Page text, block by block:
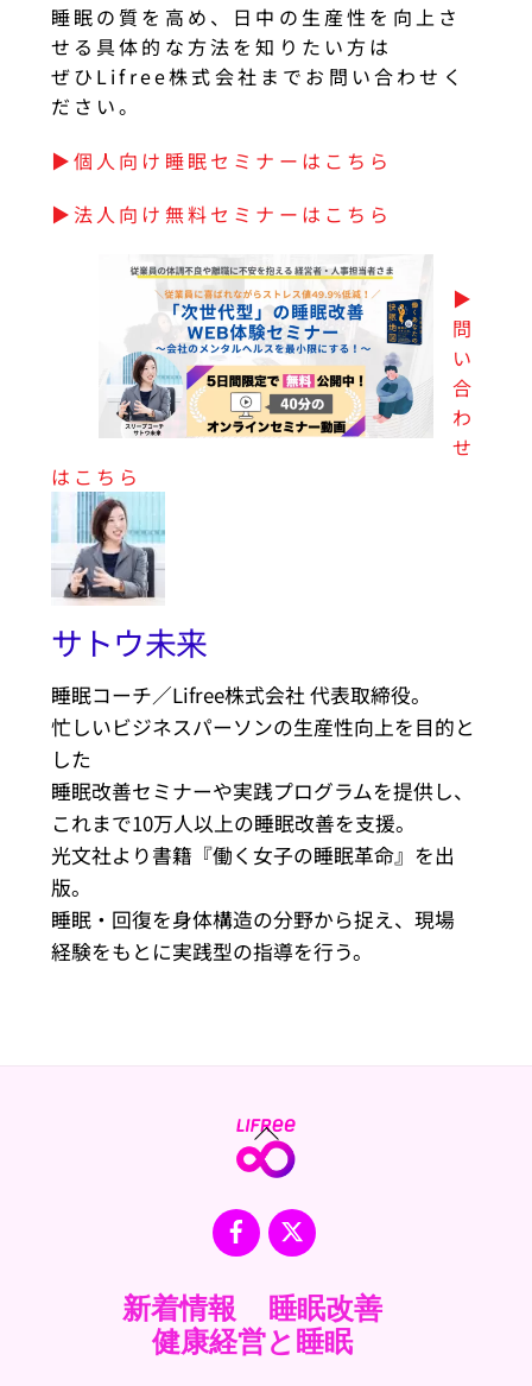
睡眠の質を高め、日中の生産性を向上さ
せる具体的な方法を知りたい方は
ぜひLifree株式会社までお問い合わせく
ださい。
▶︎個人向け睡眠セミナーはこちら
▶︎法人向け無料セミナーはこちら
▶︎
問
い
合
わ
せ
はこちら
サトウ未来
睡眠コーチ／Lifree株式会社 代表取締役。
忙しいビジネスパーソンの生産性向上を目的と
した
睡眠改善セミナーや実践プログラムを提供し、
これまで10万人以上の睡眠改善を支援。
光文社より書籍『働く女子の睡眠革命』を出
版。
睡眠・回復を身体構造の分野から捉え、現場
経験をもとに実践型の指導を行う。
Back
To
Facebook
X
新着情報
睡眠改善
健康経営と睡眠